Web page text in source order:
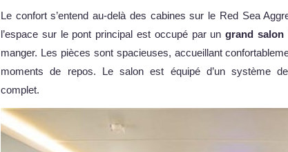
Le confort s’entend au-delà des cabines sur le Red Sea
l’espace sur le pont principal est occupé par ungrand salon
manger. Les pièces sont spacieuses, accueillant
moments de repos. Le salon est équipé d’un système
complet.